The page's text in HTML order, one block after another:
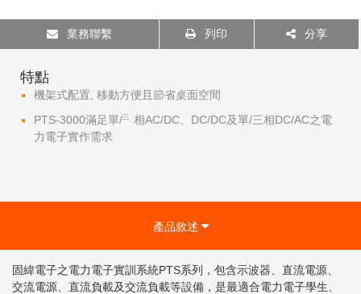
業務聯繫 列印 分享
特點
機架式配置, 移動方便且節省桌面空間
PTS-3000滿足單/㆔相AC/DC、DC/DC及單/三相DC/AC之電
力電子實作需求
產品敘述
固緯電子之電力電子實訓系統PTS系列，包含示波器、直流電源、
交流電源、直流負載及交流負載等設備，是最適合電力電子學生、